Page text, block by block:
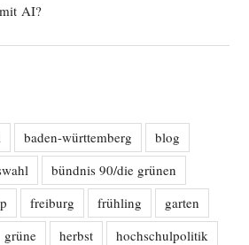
AI?
baden-württemberg
blog
bündnis 90/die grünen
freiburg frühling
garten
grüne herbst
hochschulpolitik